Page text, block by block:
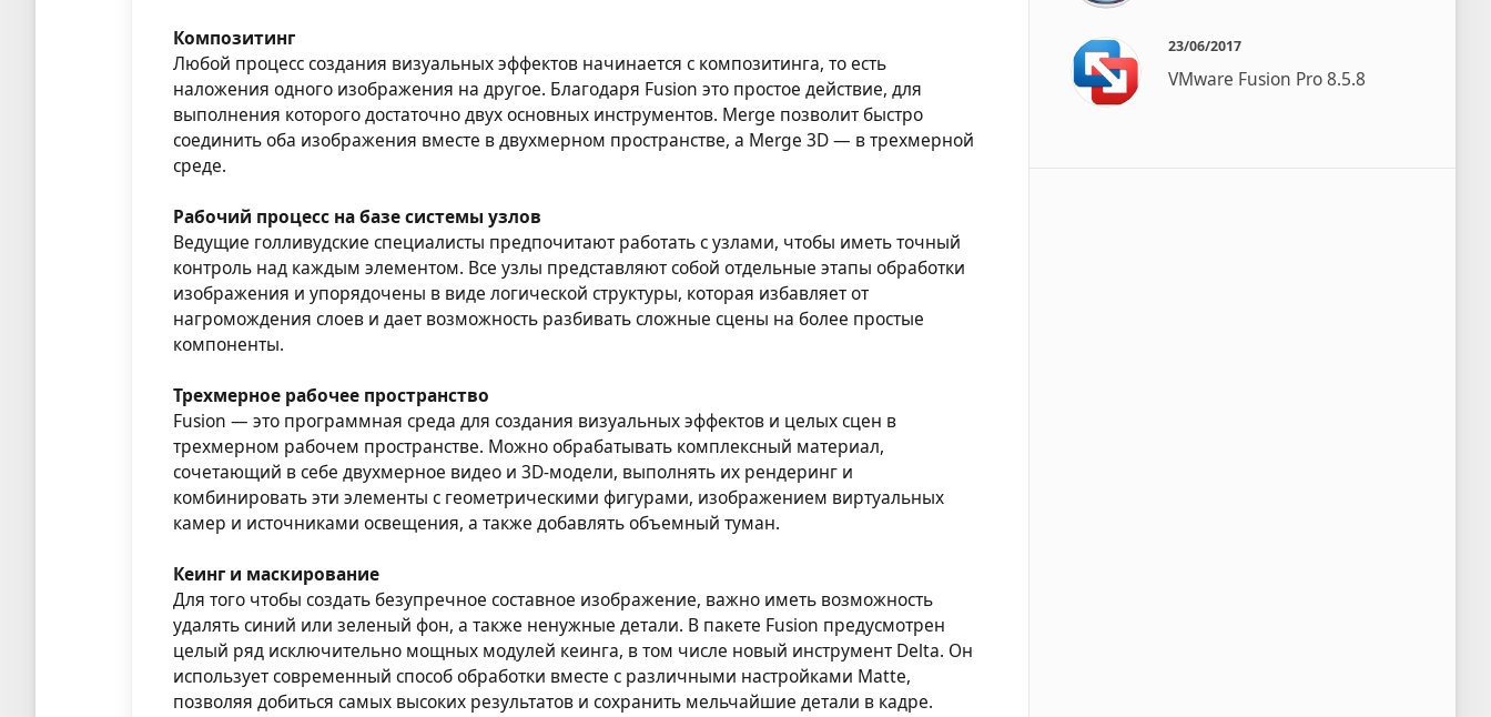
Композитинг
Любой процесс создания визуальных эффектов начинается с композитинга, то есть
наложения одного изображения на другое. Благодаря Fusion это простое действие, для
выполнения которого достаточно двух основных инструментов. Merge позволит быстро
соединить оба изображения вместе в двухмерном пространстве, а Merge 3D — в трехмерной
среде.
Рабочий процесс на базе системы узлов
Ведущие голливудские специалисты предпочитают работать с узлами, чтобы иметь точный
контроль над каждым элементом. Все узлы представляют собой отдельные этапы обработки
изображения и упорядочены в виде логической структуры, которая избавляет от
нагромождения слоев и дает возможность разбивать сложные сцены на более простые
компоненты.
Трехмерное рабочее пространство
Fusion — это программная среда для создания визуальных эффектов и целых сцен в
трехмерном рабочем пространстве. Можно обрабатывать комплексный материал,
сочетающий в себе двухмерное видео и 3D-модели, выполнять их рендеринг и
комбинировать эти элементы с геометрическими фигурами, изображением виртуальных
камер и источниками освещения, а также добавлять объемный туман.
Кеинг и маскирование
Для того чтобы создать безупречное составное изображение, важно иметь возможность
удалять синий или зеленый фон, а также ненужные детали. В пакете Fusion предусмотрен
целый ряд исключительно мощных модулей кеинга, в том числе новый инструмент Delta. Он
использует современный способ обработки вместе с различными настройками Matte,
позволяя добиться самых высоких результатов и сохранить мельчайшие детали в кадре.
23/06/2017
VMware Fusion Pro 8.5.8